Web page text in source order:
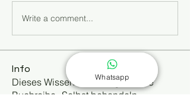
Write a comment...
Info
Dieses Wissensforum ergänzt die
Buchreihe „Selbst behandeln...
Whatsapp